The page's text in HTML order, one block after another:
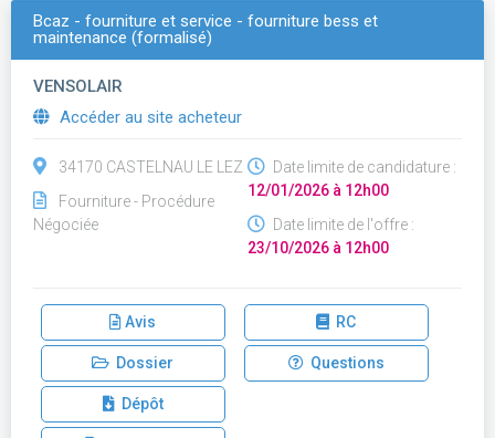
Bcaz - fourniture et service - fourniture bess et
maintenance (formalisé)
VENSOLAIR
Accéder au site acheteur
34170 CASTELNAU LE LEZ
Fourniture - Procédure
Négociée
Date limite de candidature :
12/01/2026 à 12h00
Date limite de l'offre :
23/10/2026 à 12h00
Avis RC
Dossier Questions
Dépôt